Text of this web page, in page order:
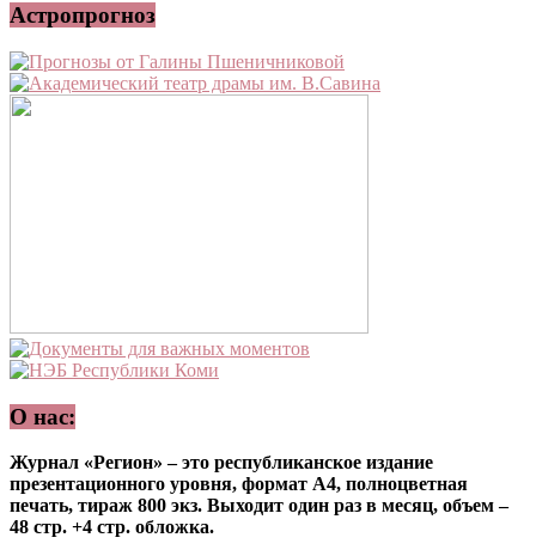
Астропрогноз
О нас:
Журнал «Регион» – это республиканское издание
презентационного уровня, формат А4, полноцветная
печать, тираж 800 экз. Выходит один раз в месяц, объем –
48 стр. +4 стр. обложка.